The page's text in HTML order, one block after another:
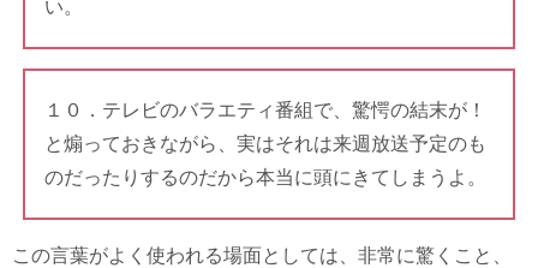
い。
１０．テレビのバラエティ番組で、驚愕の結末が！
と煽っておきながら、実はそれは来週放送予定のも
のだったりするのだから本当に頭にきてしまうよ。
この言葉がよく使われる場面としては、非常に驚くこと、